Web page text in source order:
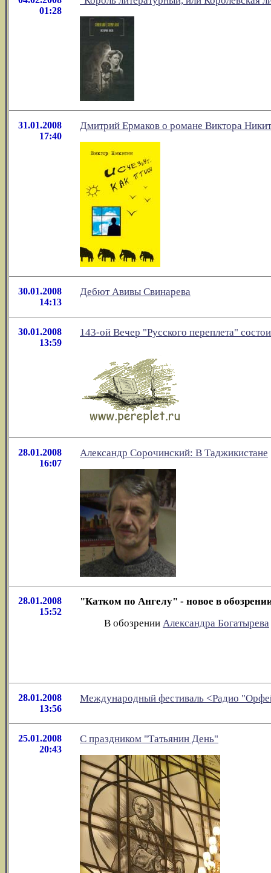
01:28
31.01.2008
17:40
Дмитрий Ермаков о романе Виктора
30.01.2008
14:13
Дебют Авивы Свинарева
30.01.2008
13:59
143-ой Вечер "Русского переплета"
28.01.2008
16:07
Александр Сорочинский: В Таджикистане
28.01.2008
15:52
"Катком по Ангелу" - новое в
В обозрении Александра Богатырева
28.01.2008
13:56
Международный фестиваль <Радио
25.01.2008
20:43
С праздником "Татьянин День"